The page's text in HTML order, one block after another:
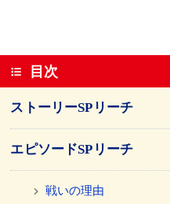
目次
ストーリーSPリーチ
エピソードSPリーチ
戦いの理由